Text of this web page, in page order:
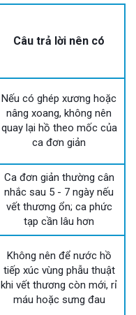
Câu trả lời nên có
Nếu có ghép xương hoặc
nâng xoang, không nên
quay lại hồ theo mốc của
ca đơn giản
Ca đơn giản thường cân
nhắc sau 5 - 7 ngày nếu
vết thương ổn; ca phức
tạp cần lâu hơn
Không nên để nước hồ
tiếp xúc vùng phẫu thuật
khi vết thương còn mới, rỉ
máu hoặc sưng đau